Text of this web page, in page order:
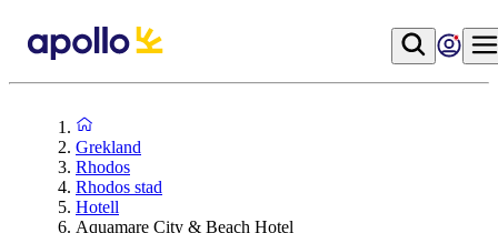
Grekland
Rhodos
Rhodos stad
Hotell
Aquamare City & Beach Hotel